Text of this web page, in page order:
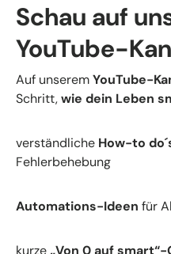
Schau auf
YouTube-
Auf unseremYouTube-
Schritt,wie dein Leben
verständliche How-to
Fehlerbehebung
Automations-Ideen für
kurze „Von 0 auf smart“-